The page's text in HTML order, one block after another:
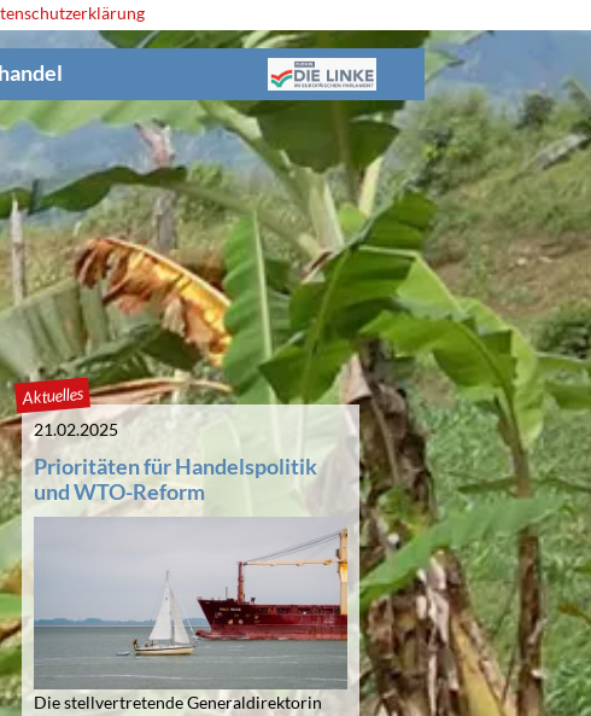
Aktuelles
21.02.2025
Prioritäten für Handelspolitik
und WTO-Reform
Die stellvertretende Generaldirektorin